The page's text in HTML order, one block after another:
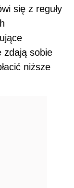
się z reguły
zdają sobie
niższe